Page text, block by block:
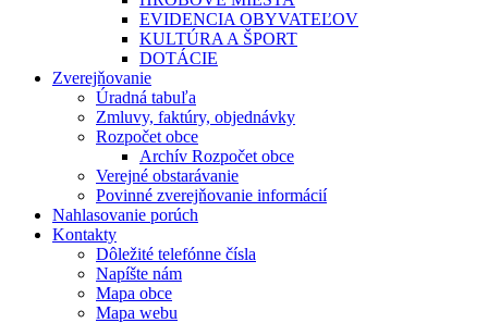
EVIDENCIA OBYVATEĽOV
KULTÚRA A ŠPORT
DOTÁCIE
Zverejňovanie
Úradná tabuľa
Zmluvy, faktúry, objednávky
Rozpočet obce
Archív Rozpočet obce
Verejné obstarávanie
Povinné zverejňovanie informácií
Nahlasovanie porúch
Kontakty
Dôležité telefónne čísla
Napíšte nám
Mapa obce
Mapa webu